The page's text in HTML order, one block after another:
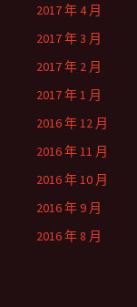
2017 年 4 月
2017 年 3 月
2017 年 2 月
2017 年 1 月
2016 年 12 月
2016 年 11 月
2016 年 10 月
2016 年 9 月
2016 年 8 月